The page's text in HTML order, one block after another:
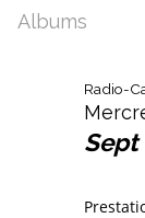
Radio-
Albums